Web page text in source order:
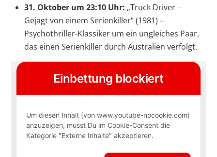
31. Oktober um 23:10 Uhr: „Truck Driver –
Gejagt von einem Serienkiller“ (1981) –
Psychothriller-Klassiker um ein ungleiches Paar,
das einen Serienkiller durch Australien verfolgt.